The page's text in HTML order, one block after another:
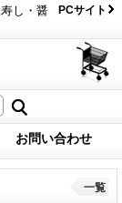
し・醤
PCサイト
お問い合わせ
一覧